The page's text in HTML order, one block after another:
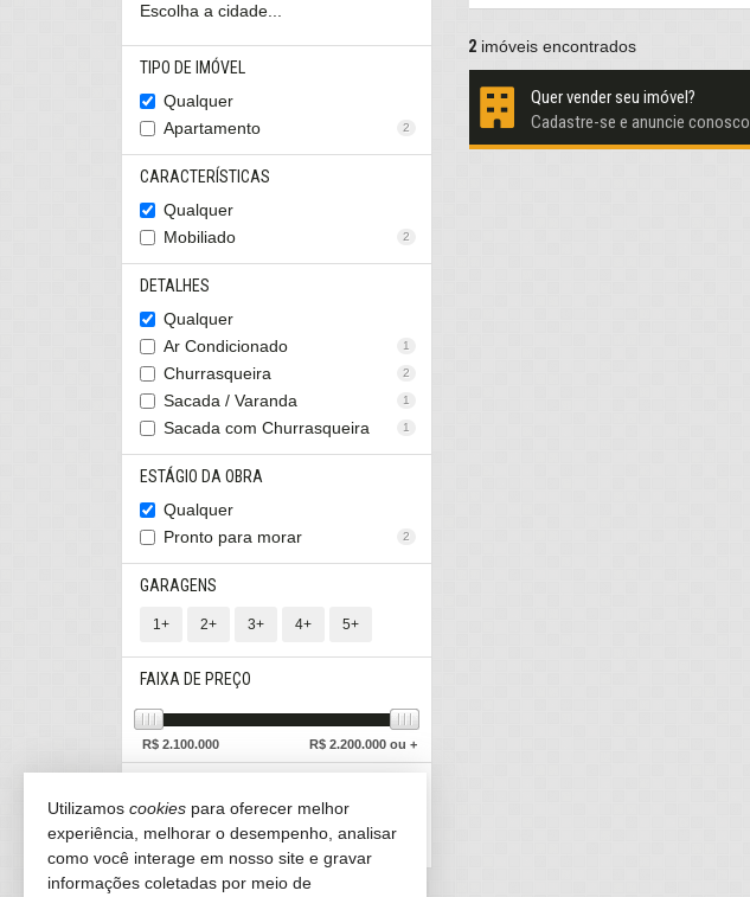
Escolha a cidade...
TIPO DE IMÓVEL
Qualquer
Apartamento
2
CARACTERÍSTICAS
Qualquer
Mobiliado
2
DETALHES
Qualquer
Ar Condicionado
1
Churrasqueira 2
Sacada / Varanda 1
Sacada com Churrasqueira 1
ESTÁGIO DA OBRA
Qualquer
Pronto para morar
2
GARAGENS
1+ 2+ 3+ 4+ 5+
FAIXA DE PREÇO
R$ 2.100.000 R$ 2.200.000 ou +
2imóveis encontrados
Quer vender seu imóvel?
Cadastre-se e anuncie conosco
Utilizamos cookies para oferecer melhor
experiência, melhorar o desempenho, analisar
como você interage em nosso site e gravar
informações coletadas por meio de